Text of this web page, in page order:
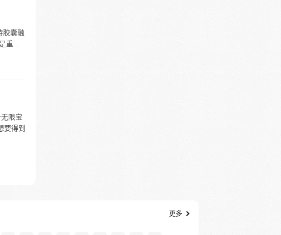
胶囊融
重...
限宝
要得到
更多